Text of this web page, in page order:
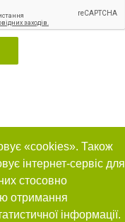
«cookies». Також
інтернет-сервіс для
стосовно
отримання
інформації.